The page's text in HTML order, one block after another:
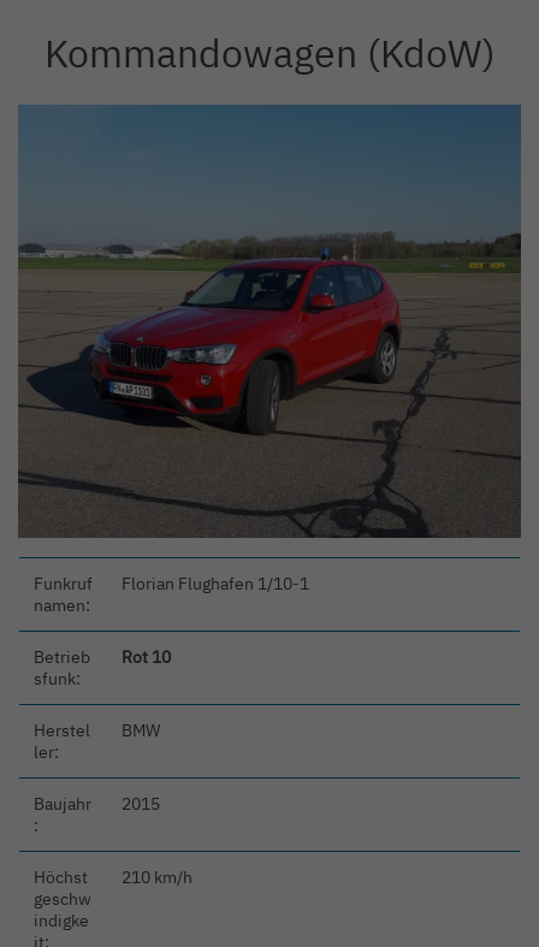
Einleitung
Kommandowagen (KdoW)
Funkruf
namen:
Florian Flughafen 1/10-1
Betrieb
sfunk:
Rot 10
Herstel
ler:
BMW
Baujahr
:
2015
Höchst
geschw
indigke
it:
210 km/h